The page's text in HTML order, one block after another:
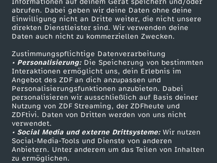
Informationen auf deinem Gerät speichern und/oder
abrufen. Dabei geben wir deine Daten ohne deine
Einwilligung nicht an Dritte weiter, die nicht unsere
direkten Dienstleister sind. Wir verwenden deine
Daten auch nicht zu kommerziellen Zwecken.
Zustimmungspflichtige Datenverarbeitung
• Personalisierung:Die Speicherung von bestimmten
Interaktionen ermöglicht uns, dein Erlebnis im
Angebot des ZDF an dich anzupassen und
Personalisierungsfunktionen anzubieten. Dabei
personalisieren wir ausschließlich auf Basis deiner
Nutzung von ZDF Streaming, der ZDFheute und
ZDFtivi. Daten von Dritten werden von uns nicht
verwendet.
• Social Media und externe Drittsysteme:Wir nutzen
Social-Media-Tools und Dienste von anderen
Anbietern. Unter anderem um das Teilen von Inhalten
zu ermöglichen.
o
n
d
i
r
ZDF-Apps
Smart TV
ZDFtext
Livestreams
Sendungen A-Z
TV-Programm
ZDFmitreden
Kontakt zum ZDF
Tickets
Zuschauerservice
Hilfe
ZDF Unternehmen
Karriere